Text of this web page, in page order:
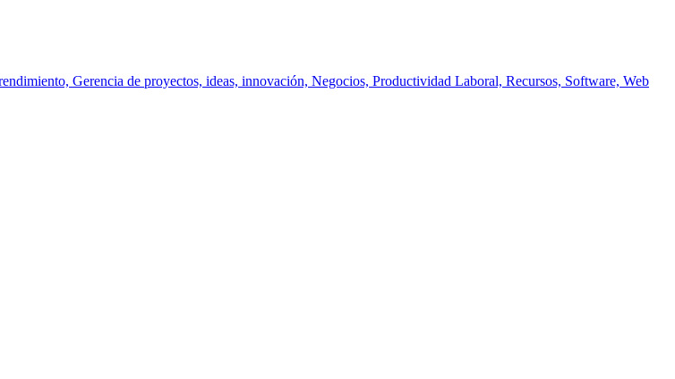
Gerencia de proyectos, ideas, innovación, Negocios, Productividad Laboral, Recursos, Software, Web